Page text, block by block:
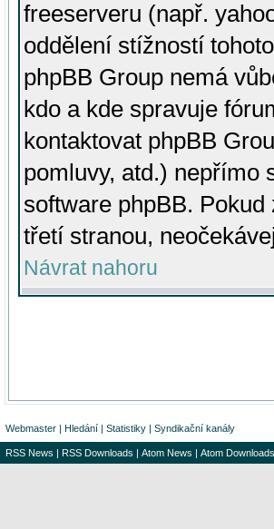
freeserveru (např.
oddělení stížností
phpBB Group nemá
kdo a kde spravuje
kontaktovat phpBB
pomluvy, atd.) nepřímo
software phpBB.
třetí stranou,
Návrat nahoru
Webmaster | Hledání | Statistiky | Syndikační kanály
RSS News | RSS Downloads | Atom News | Atom Downloads